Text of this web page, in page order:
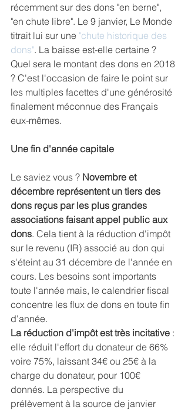
récemment sur des dons "en berne",
"en chute libre". Le 9 janvier, Le Monde
titrait lui sur une "chute historique des
dons". La baisse est-elle certaine ?
Quel sera le montant des dons en 2018
? C'est l'occasion de faire le point sur
les multiples facettes d'une générosité
finalement méconnue des Français
eux-mêmes.
Une fin d'année capitale
Le saviez vous ? Novembre et
décembre représentent un tiers des
dons reçus par les plus grandes
associations faisant appel public aux
dons. Cela tient à la réduction d'impôt
sur le revenu (IR) associé au don qui
s'éteint au 31 décembre de l'année en
cours. Les besoins sont importants
toute l'année mais, le calendrier fiscal
concentre les flux de dons en toute fin
d'année.
La réduction d'impôt est très incitative :
elle réduit l'effort du donateur de 66%
voire 75%, laissant 34€ ou 25€ à la
charge du donateur, pour 100€
donnés. La perspective du
prélèvement à la source de janvier